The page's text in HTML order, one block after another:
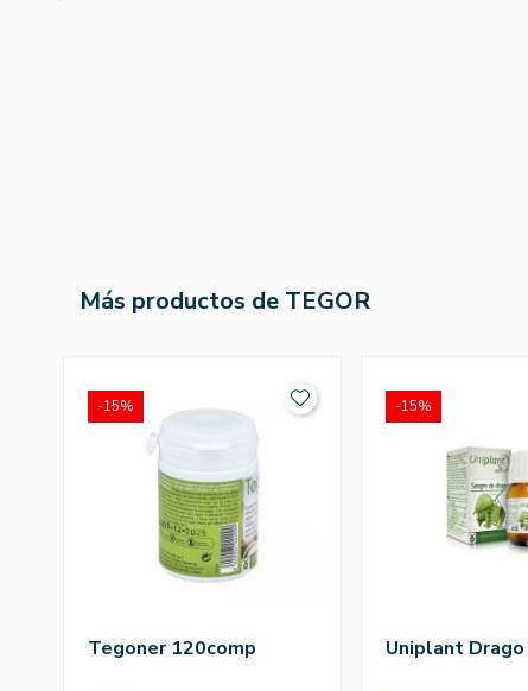
Más productos de TEGOR
Tegoner 120comp
-15%
Uniplant
-15%